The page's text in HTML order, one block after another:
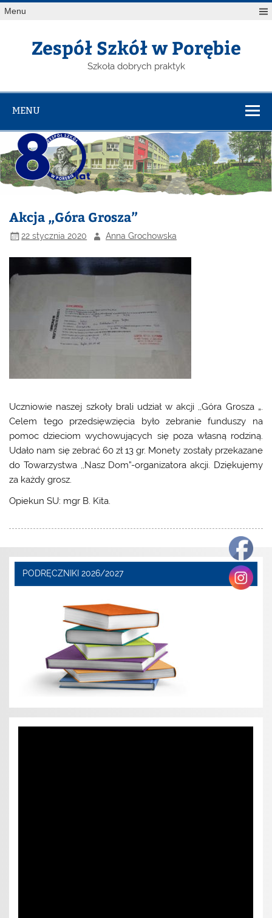
Menu
Zespół Szkół w Porębie
Szkoła dobrych praktyk
MENU
Akcja „Góra Grosza”
22 stycznia 2020 Anna Grochowska
Uczniowie naszej szkoły brali udział w akcji ,,Góra Grosza „.
Celem tego przedsięwzięcia było zebranie funduszy na
pomoc dzieciom wychowujących się poza własną rodziną.
Udało nam się zebrać 60 zł 13 gr. Monety zostały przekazane
do Towarzystwa ,,Nasz Dom”-organizatora akcji. Dziękujemy
za każdy grosz.
Opiekun SU: mgr B. Kita.
PODRĘCZNIKI 2026/2027